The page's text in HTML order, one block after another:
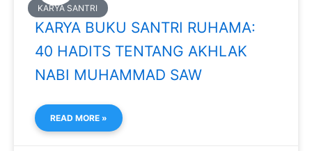
KARYA SANTRI
KARYA BUKU SANTRI RUHAMA:
40 HADITS TENTANG AKHLAK
NABI MUHAMMAD SAW
READ MORE »